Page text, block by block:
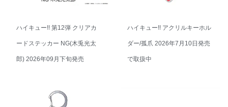
ハイキュー!! 第12弾 クリアカ
ードステッカー NG(木兎光太
郎) 2026年09月下旬発売
ハイキュー!! アクリルキーホル
ダー/孤爪 2026年7月10日発売
で取扱中